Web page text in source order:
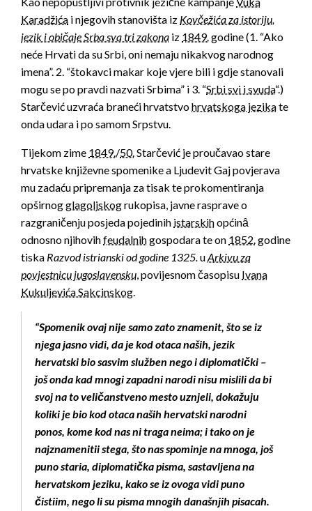
Karadžića i njegovih stanovišta iz Kovčežića za istoriju,
jezik i običaje Srba sva tri zakona iz 1849.godine (1. “Ako
neće Hrvati da su Srbi, oni nemaju nikakvog narodnog
imena”. 2. “štokavci makar koje vjere bili i gdje stanovali
mogu se po pravdi nazvati Srbima” i 3. “Srbi svi i svuda“.)
Starčević uzvraća braneći hrvatstvohrvatskoga jezikate
onda udara i po samom Srpstvu.
Tijekom zime 1849./50.Starčević je proučavao stare
hrvatske književne spomenike a Ljudevit Gaj povjerava
mu zadaću pripremanja za tisak te prokomentiranja
opširnogglagoljskogrukopisa, javne rasprave o
razgraničenju posjeda pojedinih istarskihopćinȃ
odnosno njihovihfeudalnihgospodara te on 1852.godine
tiska Razvod istrianski od godine 1325.uArkivu za
povjestnicu jugoslavensku, povijesnom časopisu Ivana
Kukuljevića Sakcinskog.
“Spomenik ovaj nije samo zato znamenit, što se iz
njega jasno vidi, da je kod otaca naših, jezik
hervatski bio sasvim služben nego i diplomatički –
još onda kad mnogi zapadni narodi nisu mislili da bi
svoj na to veličanstveno mesto uznjeli, dokažuju
koliki je bio kod otaca naših hervatski narodni
ponos, kome kod nas ni traga neima; i tako on je
najznamenitii stega, što nas spominje na mnoga, još
puno staria, diplomatička pisma, sastavljena na
hervatskom jeziku, kako se iz ovoga vidi puno
čistiim, nego li su pisma mnogih današnjih pisacah.